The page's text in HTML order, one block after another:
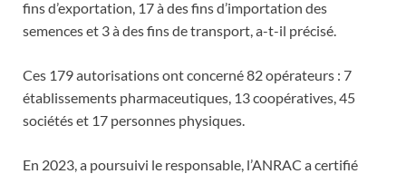
fins d’exportation, 17 à des fins d’importation des
semences et 3 à des fins de transport, a-t-il précisé.
Ces 179 autorisations ont concerné 82 opérateurs : 7
établissements pharmaceutiques, 13 coopératives, 45
sociétés et 17 personnes physiques.
En 2023, a poursuivi le responsable, l’ANRAC a certifié